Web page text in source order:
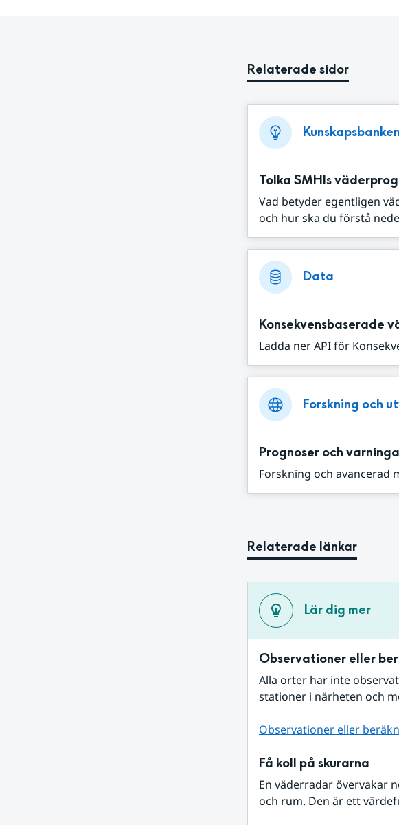
Relaterade sidor
Kunskapsbanken
Tolka SMHIs
Vad betyder egentligen
och hur ska du förstå
Data
Konsekvensbaserade
Ladda ner API för
Forskning och
Prognoser och
Forskning och avancerad
Relaterade länkar
Lär dig mer
Observationer eller
Alla orter har inte
stationer i närheten och
Observationer eller
Få koll på skurarna
En väderradar övervakar
och rum. Den är ett